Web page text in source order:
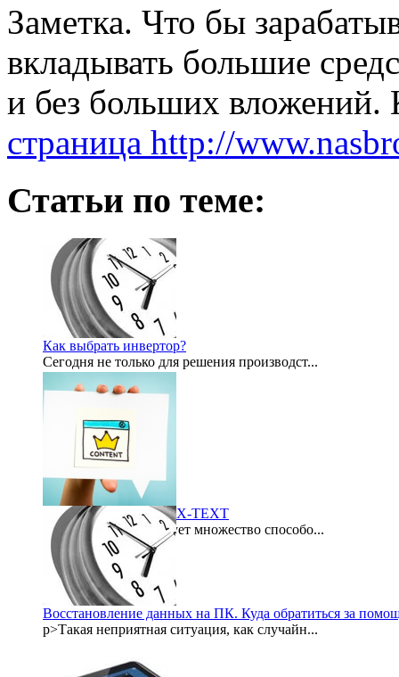
Заметка. Что бы
вкладывать большие
и без больших вложений.
страница http://
Статьи по теме:
Как выбрать инвертор?
Сегодня не только для решения производст...
Биржа контента LYNIX-TEXT
В интернете существует множество способо...
2015-09-21
Восстановление данных на ПК. Куда обратиться за
p>Такая неприятная ситуация, как случайн...